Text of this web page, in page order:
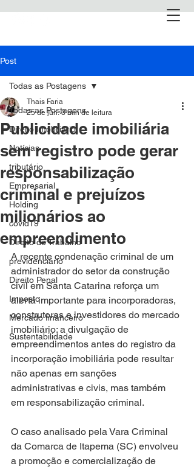
Post
Todas as Postagens
Direito Imobiliário
Notícias
tributário
Empresarial
Holding
covid19
Direito do Trabalho
previdenciário
Direito Penal
Imposto
Mercado financeiro
Sustentabilidade
Todas as Postagens
Publicidade imobiliária
sem registro pode gerar
responsabilização
criminal e prejuízos
milionários ao
empreendimento
Thais Faria
25 de jun. 3 min de leitura
A recente condenação criminal de um
administrador do setor da construção
civil em Santa Catarina reforça um
alerta importante para incorporadoras,
construtoras e investidores do mercado
imobiliário: a divulgação de
empreendimentos antes do registro da
incorporação imobiliária pode resultar
não apenas em sanções
administrativas e civis, mas também
em responsabilização criminal.
O caso analisado pela Vara Criminal
da Comarca de Itapema (SC) envolveu
a promoção e comercialização de